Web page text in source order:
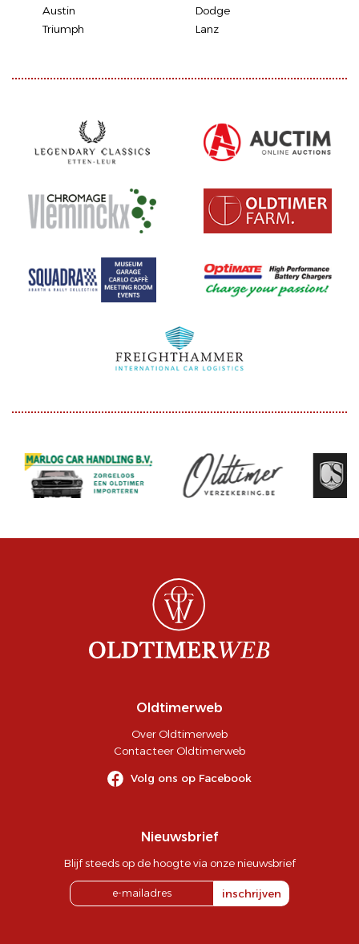
Austin
Dodge
Triumph
Lanz
Oldtimerweb
Over Oldtimerweb
Contacteer Oldtimerweb
Volg ons op Facebook
Nieuwsbrief
Blijf steeds op de hoogte via onze nieuwsbrief
inschrijven